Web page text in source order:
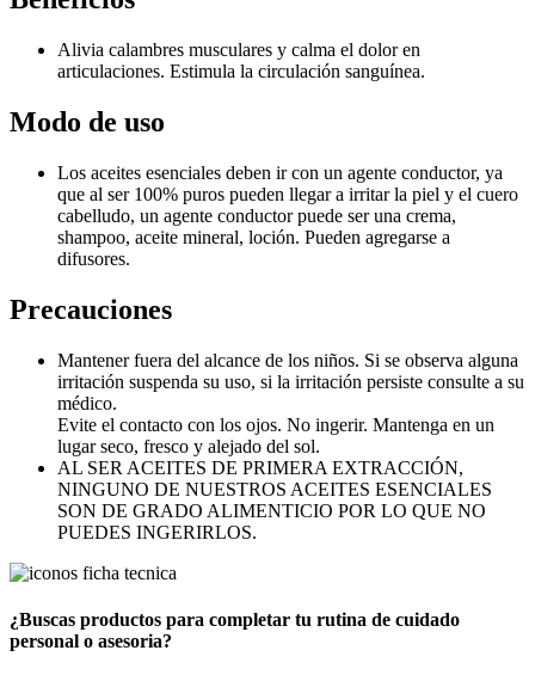
Alivia calambres musculares y calma el dolor en
articulaciones. Estimula la circulación sanguínea.
Modo de uso
Los aceites esenciales deben ir con un agente conductor, ya
que al ser 100% puros pueden llegar a irritar la piel y el cuero
cabelludo, un agente conductor puede ser una crema,
shampoo, aceite mineral, loción. Pueden agregarse a
difusores.
Precauciones
Mantener fuera del alcance de los niños. Si se observa alguna
irritación suspenda su uso, si la irritación persiste consulte a su
médico.
Evite el contacto con los ojos. No ingerir. Mantenga en un
lugar seco, fresco y alejado del sol.
AL SER ACEITES DE PRIMERA EXTRACCIÓN,
NINGUNO DE NUESTROS ACEITES ESENCIALES
SON DE GRADO ALIMENTICIO POR LO QUE NO
PUEDES INGERIRLOS.
¿Buscas productos para completar tu rutina de cuidado
personal o asesoria?